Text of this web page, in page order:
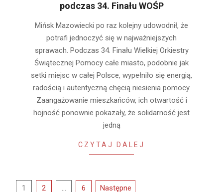
podczas 34. Finału WOŚP
01-
Mińsk Mazowiecki po raz kolejny udowodnił, że
potrafi jednoczyć się w najważniejszych
sprawach. Podczas 34. Finału Wielkiej Orkiestry
Świątecznej Pomocy całe miasto, podobnie jak
setki miejsc w całej Polsce, wypełniło się energią,
radością i autentyczną chęcią niesienia pomocy.
Zaangażowanie mieszkańców, ich otwartość i
hojność ponownie pokazały, że solidarność jest
jedną
CZYTAJ DALEJ
Stronicowanie
1 2 … 6 Następne